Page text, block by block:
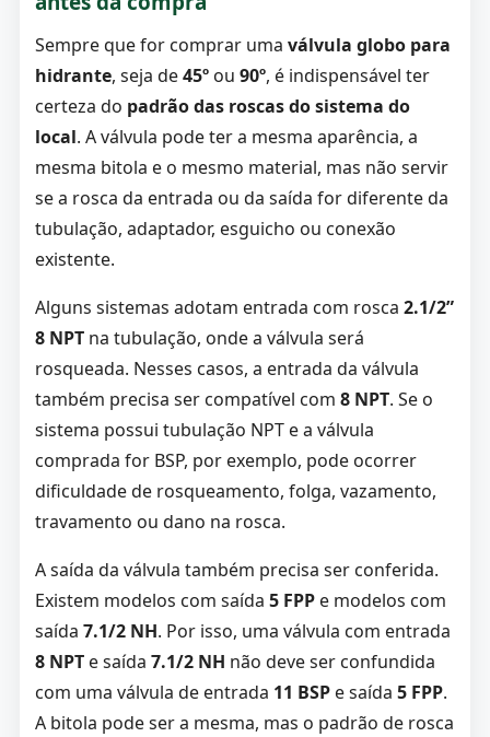
Sempre que for comprar uma válvula globo para
hidrante, seja de45ºou 90º, é indispensável ter
certeza do padrão das roscas do sistema do
local. A válvula pode ter a mesma aparência, a
mesma bitola e o mesmo material, mas não servir
se a rosca da entrada ou da saída for diferente da
tubulação, adaptador, esguicho ou conexão
existente.
Alguns sistemas adotam entrada com rosca 2.1/2”
8 NPTna tubulação, onde a válvula será
rosqueada. Nesses casos, a entrada da válvula
também precisa ser compatível com 8 NPT. Se o
sistema possui tubulação NPT e a válvula
comprada for BSP, por exemplo, pode ocorrer
dificuldade de rosqueamento, folga, vazamento,
travamento ou dano na rosca.
A saída da válvula também precisa ser conferida.
Existem modelos com saída 5 FPPe modelos com
saída 7.1/2 NH. Por isso, uma válvula com entrada
8 NPTe saída 7.1/2 NH não deve ser confundida
com uma válvula de entrada 11 BSPe saída 5 FPP.
A bitola pode ser a mesma, mas o padrão de rosca